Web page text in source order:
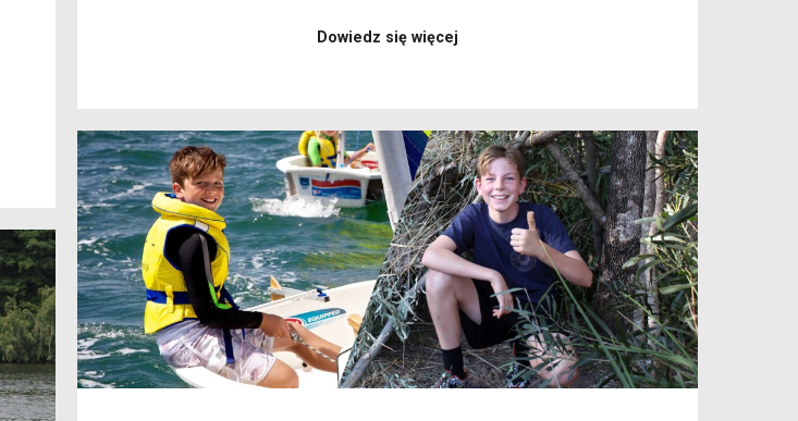
Dowiedz się więcej